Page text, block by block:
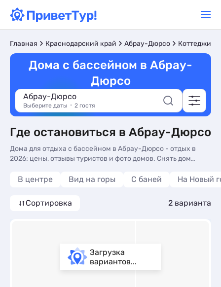
Главная Краснодарский край Абрау-Дюрсо Коттеджи и
Дома с бассейном в Абрау-
Дюрсо
Абрау-Дюрсо
Выберите даты 2 гостя
Где остановиться в Абрау-Дюрсо
Дома для отдыха с бассейном в Абрау-Дюрсо - отдых в
2026: цены, отзывы туристов и фото домов. Снять дом
более 10 вариантов, от 7500 руб, дома с трансфером
В центре Вид на горы С баней На Новый
Сортировка 2 варианта
Загрузка
вариантов...